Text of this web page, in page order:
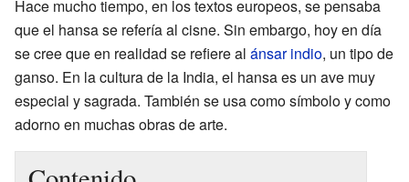
Hace mucho tiempo, en los textos europeos, se pensaba
que el hansa se refería al cisne. Sin embargo, hoy en día
se cree que en realidad se refiere al ánsar indio, un tipo de
ganso. En la cultura de la India, el hansa es un ave muy
especial y sagrada. También se usa como símbolo y como
adorno en muchas obras de arte.